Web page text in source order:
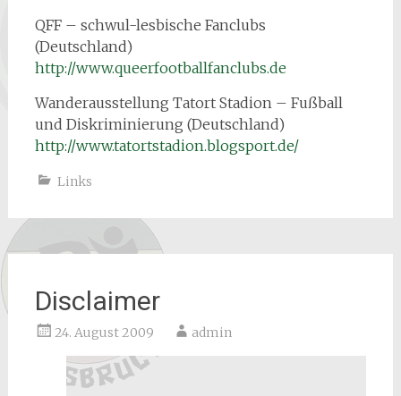
QFF – schwul-lesbische Fanclubs
(Deutschland)
http://www.queerfootballfanclubs.de
Wanderausstellung Tatort Stadion – Fußball
und Diskriminierung (Deutschland)
http://www.tatortstadion.blogsport.de/
Links
Disclaimer
24. August 2009 admin